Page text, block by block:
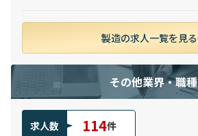
製造の求人一覧を見る
その他業界・職種
求人数 114件